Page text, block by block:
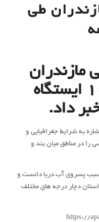
طی
مازندران
از نیاز استان به 10 ایستگاه
داد.
به شرایط جغرافیایی و
را در مناطق میان بند و
سبب پسروی آب دریا دانست و
۱۳ شهرستان استان دچار درجه های مختلف